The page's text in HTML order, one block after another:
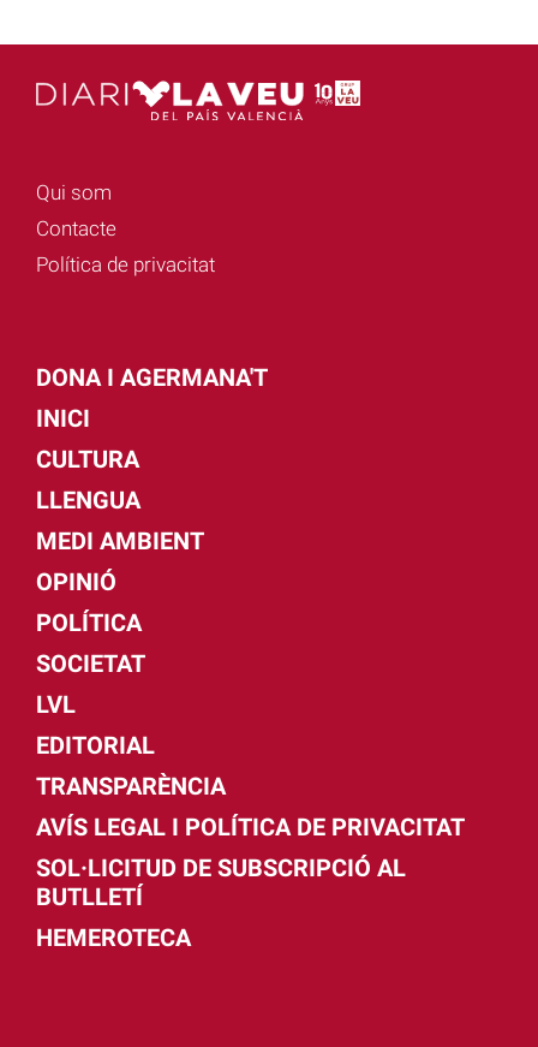
Qui som
Contacte
Política de privacitat
DONA I AGERMANA'T
INICI
CULTURA
LLENGUA
MEDI AMBIENT
OPINIÓ
POLÍTICA
SOCIETAT
LVL
EDITORIAL
TRANSPARÈNCIA
AVÍS LEGAL I POLÍTICA DE PRIVACITAT
SOL·LICITUD DE SUBSCRIPCIÓ AL
BUTLLETÍ
HEMEROTECA